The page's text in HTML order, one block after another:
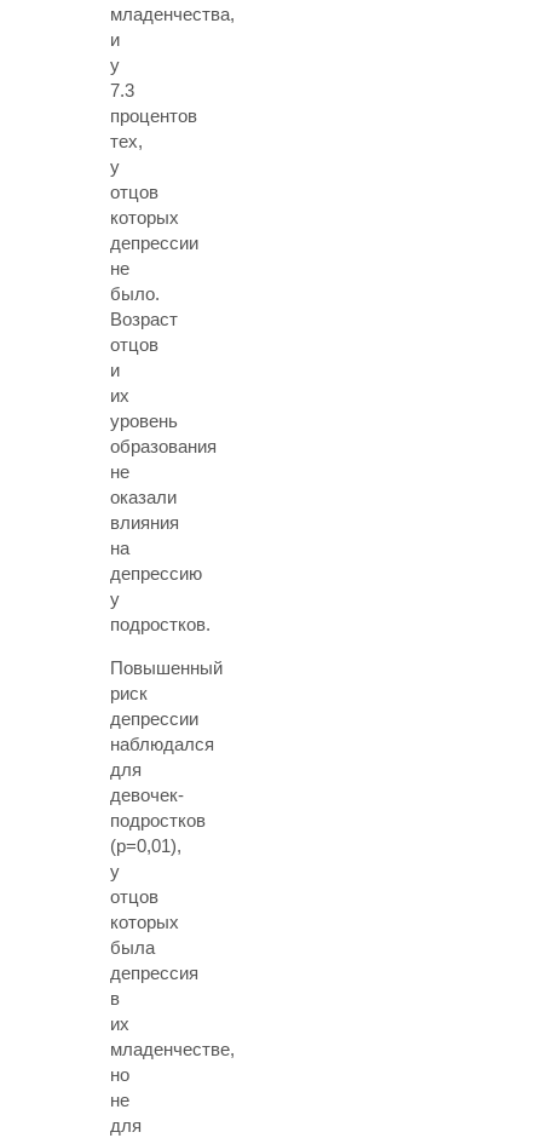
младенчества,
и
у
7.3
процентов
тех,
у
отцов
которых
депрессии
не
было.
Возраст
отцов
и
их
уровень
образования
не
оказали
влияния
на
депрессию
у
подростков.
Повышенный
риск
депрессии
наблюдался
для
девочек-
подростков
(p=0,01),
у
отцов
которых
была
депрессия
в
их
младенчестве,
но
не
для